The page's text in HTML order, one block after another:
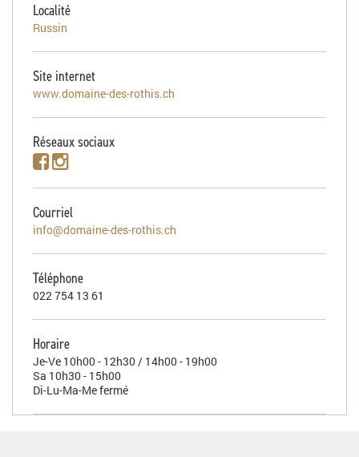
Localité
Russin
Site internet
www.domaine-des-rothis.ch
Réseaux sociaux
Courriel
info@domaine-des-rothis.ch
Téléphone
022 754 13 61
Horaire
Je-Ve 10h00 - 12h30 / 14h00 - 19h00
Sa 10h30 - 15h00
Di-Lu-Ma-Me fermé